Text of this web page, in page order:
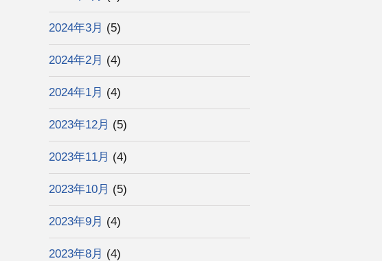
2024年3月 (5)
2024年2月 (4)
2024年1月 (4)
2023年12月 (5)
2023年11月 (4)
2023年10月 (5)
2023年9月 (4)
2023年8月 (4)